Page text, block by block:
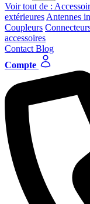
Voir tout de :
extérieures Antennes
Coupleurs
accessoires
Contact Blog
Compte